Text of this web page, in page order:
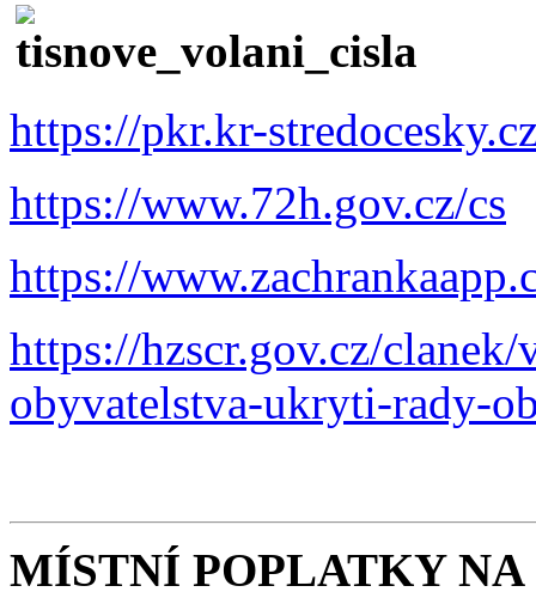
https://pkr.kr-
https://www.72h.gov.cz/cs
https://
https://hzscr.gov.cz/
obyvatelstva-ukryti-rady-
MÍSTNÍ POPLATKY NA